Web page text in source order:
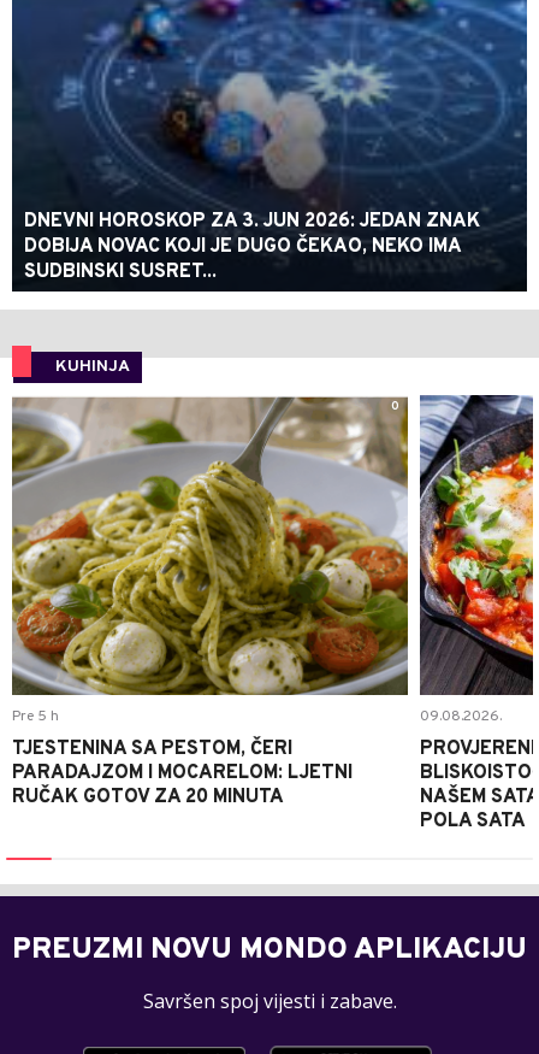
DNEVNI HOROSKOP ZA 3. JUN 2026: JEDAN ZNAK
DOBIJA NOVAC KOJI JE DUGO ČEKAO, NEKO IMA
SUDBINSKI SUSRET...
KUHINJA
0
Pre 5 h
TJESTENINA SA PESTOM, ČERI
PARADAJZOM I MOCARELOM: LJETNI
RUČAK GOTOV ZA 20 MINUTA
09.08.2026.
NAŠEM
POLA SATA
PREUZMI NOVU MONDO APLIKACIJU
Savršen spoj vijesti i zabave.